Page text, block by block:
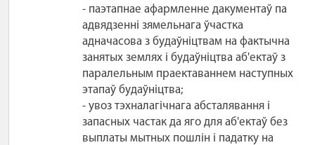
- паэтапнае афармленне дакументаў па
адвядзенні зямельнага ўчастка
адначасова з будаўніцтвам на фактычна
занятых землях і будаўніцтва аб'ектаў з
паралельным праектаваннем наступных
этапаў будаўніцтва;
- увоз тэхналагічнага абсталявання і
запасных частак да яго для аб'ектаў без
выплаты мытных пошлін і падатку на